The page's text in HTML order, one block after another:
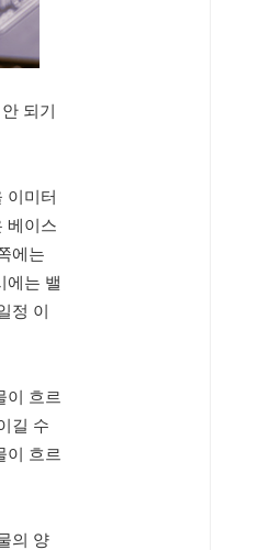
되기
이미터
베이스
에는
에는 밸
정 이
이 흐르
길 수
이 흐르
의 양